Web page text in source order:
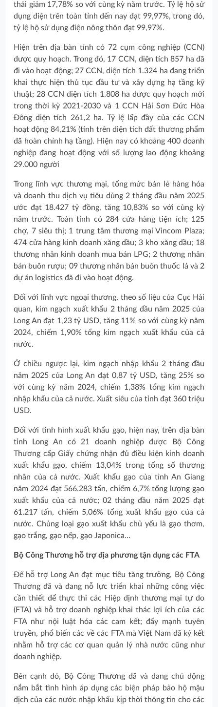
thải giảm 17,78% so với cùng kỳ năm trước. Tỷ lệ hộ sử
dụng điện trên toàn tỉnh đến nay đạt 99,97%, trong đó,
tỷ lệ hộ sử dụng điện nông thôn đạt 99,97%.
Hiện trên địa bàn tỉnh có 72 cụm công nghiệp (CCN)
được quy hoạch. Trong đó, 17 CCN, diện tích 857 ha đã
đi vào hoạt động; 27 CCN, diện tích 1.324 ha đang triển
khai thực hiện thủ tục đầu tư và xây dựng hạ tầng kỹ
thuật; 28 CCN diện tích 1.808 ha được quy hoạch mới
trong thời kỳ 2021-2030 và 1 CCN Hải Sơn Đức Hòa
Đông diện tích 261,2 ha. Tỷ lệ lấp đầy của các CCN
hoạt động 84,21% (tính trên diện tích đất thương phẩm
đã hoàn chỉnh hạ tầng). Hiện nay có khoảng 400 doanh
nghiệp đang hoạt động với số lượng lao động khoảng
29.000 người
Trong lĩnh vực thương mại, tổng mức bán lẻ hàng hóa
và doanh thu dịch vụ tiêu dùng 2 tháng đầu năm 2025
ước đạt 18.427 tỷ đồng, tăng 10,83% so với cùng kỳ
năm trước. Toàn tỉnh có 284 cửa hàng tiện ích; 125
chợ, 7 siêu thị; 1 trung tâm thương mại Vincom Plaza;
474 cửa hàng kinh doanh xăng dầu; 3 kho xăng dầu; 18
thương nhân kinh doanh mua bán LPG; 2 thương nhân
bán buôn rượu; 09 thương nhân bán buôn thuốc lá và 2
dự án logistics đã đi vào hoạt động.
Đối với lĩnh vực ngoại thương, theo số liệu của Cục Hải
quan, kim ngạch xuất khẩu 2 tháng đầu năm 2025 của
Long An đạt 1,23 tỷ USD, tăng 11% so với cùng kỳ năm
2024, chiếm 1,90% tổng kim ngạch xuất khẩu của cả
nước.
Ở chiều ngược lại, kim ngạch nhập khẩu 2 tháng đầu
năm 2025 của Long An đạt 0,87 tỷ USD, tăng 25% so
với cùng kỳ năm 2024, chiếm 1,38% tổng kim ngạch
nhập khẩu của cả nước. Xuất siêu của tỉnh đạt 360 triệu
USD.
Đối với tình hình xuất khẩu gạo, hiện nay, trên địa bàn
tỉnh Long An có 21 doanh nghiệp được Bộ Công
Thương cấp Giấy chứng nhận đủ điều kiện kinh doanh
xuất khẩu gạo, chiếm 13,04% trong tổng số thương
nhân của cả nước. Xuất khẩu gạo của tỉnh An Giang
năm 2024 đạt 566.283 tấn, chiếm 6,7% tổng lượng gạo
xuất khẩu của cả nước; 02 tháng đầu năm 2025 đạt
61.217 tấn, chiếm 5,06% tổng xuất khẩu gạo của cả
nước. Chủng loại gạo xuất khẩu chủ yếu là gạo thơm,
gạo trắng, gạo nếp, gạo Japonica…
Bộ Công Thương hỗ trợ địa phương tận dụng các FTA
Để hỗ trợ Long An đạt mục tiêu tăng trưởng, Bộ Công
Thương đã và đang nỗ lực triển khai những công việc
cần thiết để thực thi các Hiệp định thương mại tự do
(FTA) và hỗ trợ doanh nghiệp khai thác lợi ích của các
FTA như nội luật hóa các cam kết; đẩy mạnh tuyên
truyền, phổ biến các về các FTA mà Việt Nam đã ký kết
nhằm hỗ trợ các cơ quan quản lý nhà nước cũng như
doanh nghiệp.
Bên cạnh đó, Bộ Công Thương đã và đang chủ động
nắm bắt tình hình áp dụng các biện pháp bảo hộ mậu
dịch của các nước nhập khẩu kịp thời thông tin cho các